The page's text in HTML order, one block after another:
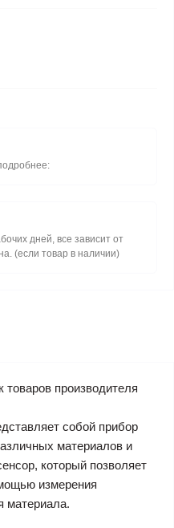
дней, все зависит от
(если товар в наличии)
производителя
собой прибор
материалов и
который позволяет
измерения
материала.